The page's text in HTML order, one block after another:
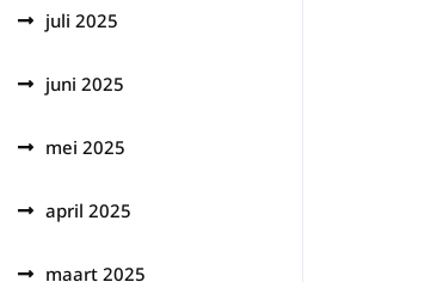
juli 2025
juni 2025
mei 2025
april 2025
maart 2025